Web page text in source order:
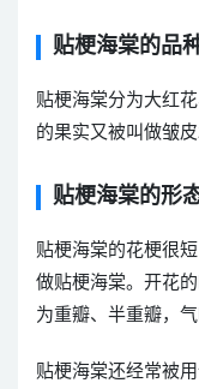
贴梗海棠的品
贴梗海棠分为大红
的果实又被叫做皱皮
贴梗海棠的形
贴梗海棠的花梗很
做贴梗海棠。开花
为重瓣、半重瓣，气
贴梗海棠还经常被